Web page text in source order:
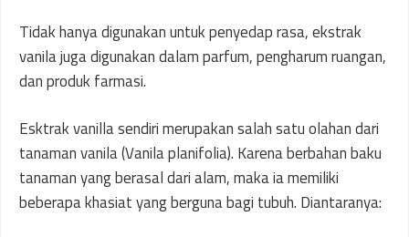
Tidak hanya digunakan untuk penyedap rasa, ekstrak
vanila juga digunakan dalam parfum, pengharum ruangan,
dan produk farmasi.
Esktrak vanilla sendiri merupakan salah satu olahan dari
tanaman vanila (Vanila planifolia). Karena berbahan baku
tanaman yang berasal dari alam, maka ia memiliki
beberapa khasiat yang berguna bagi tubuh. Diantaranya: